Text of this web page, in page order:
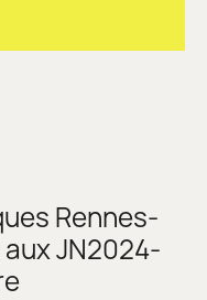
Rennes-
JN2024-